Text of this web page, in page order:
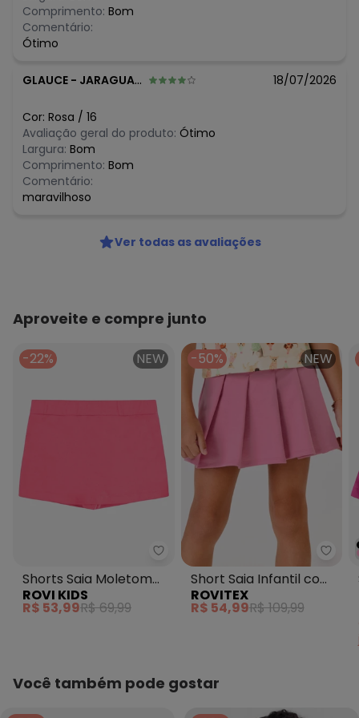
fevereiro/2026
Comprimento: Bom
Comentário:
Ótimo
GLAUCE - JARAGUARI - MS 18/07/2026
Cor: Rosa / 16
Avaliação geral do produto: Ótimo
Largura: Bom
Comprimento: Bom
Comentário:
maravilhoso
Ver todas as avaliações
Aproveite e compre junto
-22% NEW
Rovi Kids - Shorts Saia Moletom
Shorts Saia Moletom
Rosa
ROVI KIDS
R$ 53,99R$ 69,99
-50% NEW
Short Saia Infantil com
Pregas Tombadas
Rosa
ROVITEX
R$ 54,99R$ 109,99
Você também pode gostar